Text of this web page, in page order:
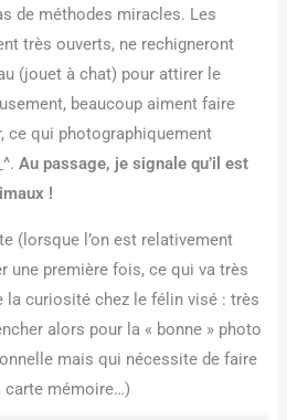
de méthodes miracles. Les
très ouverts, ne rechigneront
(jouet à chat) pour attirer le
beaucoup aiment faire
ce qui photographiquement
Au passage, je signale qu’il est
!
(lorsque l’on est relativement
une première fois, ce qui va très
la curiosité chez le félin visé : très
alors pour la « bonne » photo
mais qui nécessite de faire
carte mémoire…)